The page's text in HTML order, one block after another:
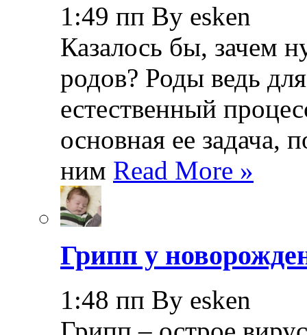
1:49 пп By esken
Казалось бы, зачем
родов? Роды ведь
естественный
основная ее задача,
ним Read More »
Грипп у
1:48 пп By esken